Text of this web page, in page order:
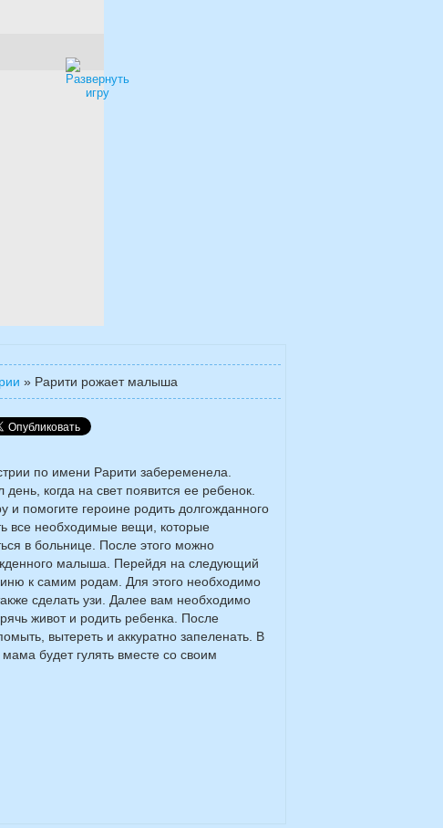
» Рарити рожает малыша
по имени Рарити забеременела.
когда на свет появится ее ребенок.
помогите героине родить долгожданного
все необходимые вещи, которые
в больнице. После этого можно
малыша. Перейдя на следующий
к самим родам. Для этого необходимо
сделать узи. Далее вам необходимо
живот и родить ребенка. После
вытереть и аккуратно запеленать. В
будет гулять вместе со своим